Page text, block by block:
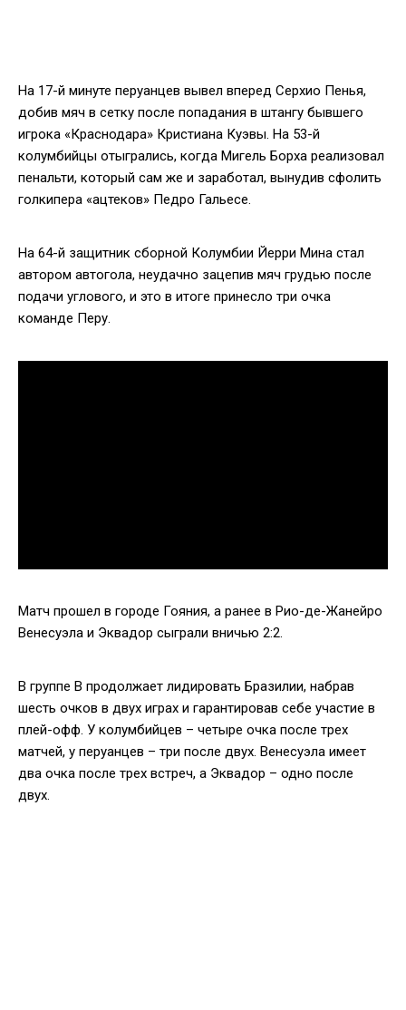
На 17-й минуте перуанцев вывел вперед Серхио Пенья,
добив мяч в сетку после попадания в штангу бывшего
игрока «Краснодара» Кристиана Куэвы. На 53-й
колумбийцы отыгрались, когда Мигель Борха реализовал
пенальти, который сам же и заработал, вынудив сфолить
голкипера «ацтеков» Педро Гальесе.
На 64-й защитник сборной Колумбии Йерри Мина стал
автором автогола, неудачно зацепив мяч грудью после
подачи углового, и это в итоге принесло три очка
команде Перу.
Матч прошел в городе Гояния, а ранее в Рио-де-Жанейро
Венесуэла и Эквадор сыграли вничью 2:2.
В группе B продолжает лидировать Бразилии, набрав
шесть очков в двух играх и гарантировав себе участие в
плей-офф. У колумбийцев – четыре очка после трех
матчей, у перуанцев – три после двух. Венесуэла имеет
два очка после трех встреч, а Эквадор – одно после
двух.